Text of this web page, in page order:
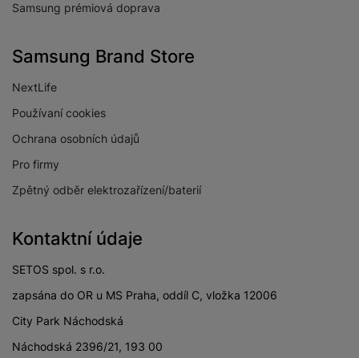
Samsung prémiová doprava
Samsung Brand Store
NextLife
Používaní cookies
Ochrana osobních údajů
Pro firmy
Zpětný odběr elektrozařízení/baterií
Kontaktní údaje
SETOS spol. s r.o.
zapsána do OR u MS Praha, oddíl C, vložka 12006
City Park Náchodská
Náchodská 2396/21, 193 00